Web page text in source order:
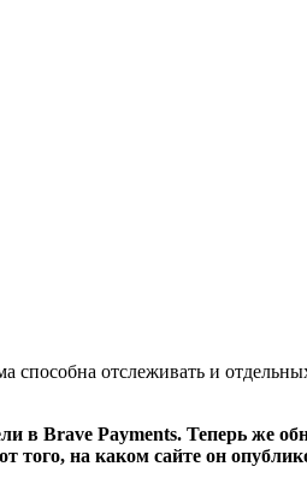
отслеживать и
в Brave Payments. Теперь же
того, на каком сайте он